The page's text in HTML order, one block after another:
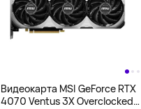
Видеокарта MSI GeForce RTX
4070 Ventus 3X Overclocked